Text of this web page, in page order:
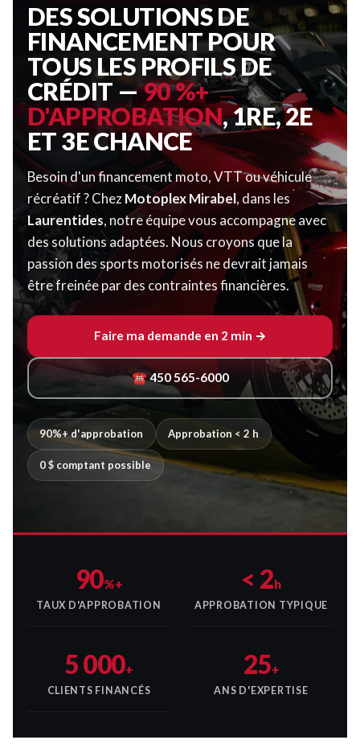
DES SOLUTIONS DE
FINANCEMENT POUR
TOUS LES PROFILS DE
CRÉDIT —90 %+
D'APPROBATION, 1RE, 2E
ET 3E CHANCE
Besoin d'un financement moto, VTT ou véhicule
récréatif ? ChezMotoplex Mirabel, dans les
Laurentides, notre équipe vous accompagne avec
des solutions adaptées. Nous croyons que la
passion des sports motorisés ne devrait jamais
être freinée par des contraintes financières.
Faire ma demande en 2 min →
☎ 450 565-6000
90%+ d'approbation Approbation < 2 h
0 $ comptant possible
90%+
TAUX D'APPROBATION
< 2h
APPROBATION TYPIQUE
5 000+
CLIENTS FINANCÉS
25+
ANS D'EXPERTISE